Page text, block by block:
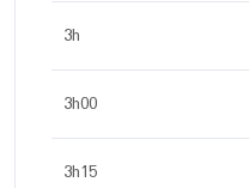
3h
3h00
3h15